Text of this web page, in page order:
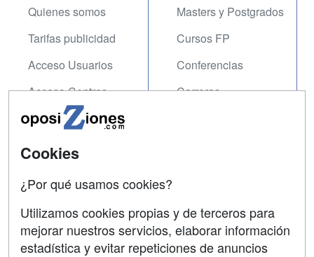
Quienes somos
Tarifas publicidad
Acceso Usuarios
Acceso Centros
Masters y Postgrados
Cursos FP
Conferencias
Carreras
Contactar
Copyleft
Cookies
¿Por qué usamos cookies?
Utilizamos cookies propias y de terceros para
mejorar nuestros servicios, elaborar información
estadística y evitar repeticiones de anuncios